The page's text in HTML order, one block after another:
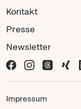
Kontakt
Presse
Newsletter
Impressum